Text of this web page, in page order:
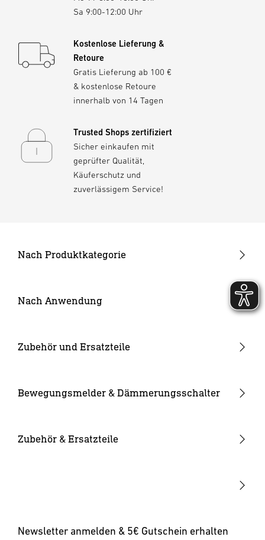
Sa 9:00-12:00 Uhr
Kostenlose Lieferung &
Retoure
Gratis Lieferung ab 100 €
& kostenlose Retoure
innerhalb von 14 Tagen
Trusted Shops zertifiziert
Sicher einkaufen mit
geprüfter Qualität,
Käuferschutz und
zuverlässigem Service!
Nach Produktkategorie
24V Garten-Lichtsystem
Strahler und Spots
Kameraleuchten
Solarleuchten
Pollerleuchten
Nach Anwendung
Hauseingang
Zubehör und Ersatzteile
Ersatzgläser
Leuchtmittel
Bewegungsmelder & Dämmerungsschalter
Bewegungsmelder innen
Zubehör & Ersatzteile
Newsletter anmelden & 5€ Gutschein erhalten